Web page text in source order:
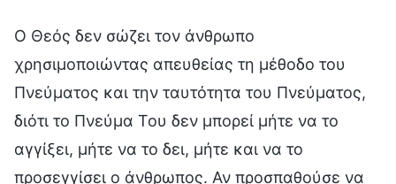
Ο Θεός δεν σώζει τον άνθρωπο χρησιμοποιώντας απευθείας τη μέθοδο του Πνεύματος και την ταυτότητα του Πνεύματος, διότι το Πνεύμα Του δεν μπορεί μήτε να το αγγίξει, μήτε να το δει, μήτε και να το προσεγγίσει ο άνθρωπος. Αν προσπαθούσε να σώσει τον άνθρωπο χρησιμοποιώντας απευθείας τη μέθοδο του Πνεύματος, ο άνθρωπος δεν θα ήταν σε θέση να λάβει τη σωτηρία Του. Αν ο Θεός δεν ενδυόταν την εξωτερική μορφή ενός δημιουργημένου ανθρώπου, ο άνθρωπος δεν θα ήταν σε θέση να λάβει αυτήν τη σωτηρία. Διότι ο άνθρωπος δεν μπορεί με κανέναν τρόπο να Τον προσεγγίσει, όπως κανείς δεν μπορούσε να πλησιάσει το σύννεφο του Ιεχωβά. Μόνο με το να γίνει ένα δημιουργημένο ανθρώπινο ον, δηλαδή, μόνο βάζοντας τον λόγο Του στο σώμα από σάρκα στο οποίο πρόκειται να μεταμορφωθεί, μπορεί Εκείνος να ενσταλάξει προσωπικά τον λόγο σε όλους όσοι Τον ακολουθούν. Τότε μόνο μπορεί ο άνθρωπος να δει και να ακούσει προσωπικά τον λόγο Του και, επιπλέον, να πάρει στην κατοχή του τον λόγο Του και, μέσω αυτού, να σωθεί ολοκληρωτικά. Εάν ο Θεός δεν ενσαρκωνόταν, κανένας θνητός δεν θα μπορούσε να λάβει τόσο μεγάλη σωτηρία, και δεν θα σωζόταν ούτε ένας άνθρωπος. Εάν το Πνεύμα του Θεού εργαζόταν απευθείας μεταξύ των ανθρώπων, ολόκληρη η ανθρωπότητα θα πατασσόταν ή, διαφορετικά, εφόσον δεν θα είχε τρόπο να έλθει σε επαφή με τον Θεό, θα πιανόταν αιχμάλωτη του Σατανά. Η πρώτη ενσάρκωση έγινε για να λυτρωθεί ο άνθρωπος από την αμαρτία, να λυτρωθεί μέσω του σαρκικού σώματος του Ιησού· με άλλα λόγια, Εκείνος έσωσε τον άνθρωπο από τον σταυρό, αλλά η διεφθαρμένη σατανική διάθεση παρέμενε ακόμα μέσα στον άνθρωπο. Η δεύτερη ενσάρκωση δεν θα λειτουργεί πλέον ως προσφορά περί αμαρτίας, αλλά, αντιθέτως, θα σώζει πλήρως όσους λυτρώθηκαν από την αμαρτία. Αυτό γίνεται έτσι ώστε όσοι έχουν συγχωρεθεί να μπορούν να απελευθερωθούν από τις αμαρτίες τους, να γίνουν τελείως καθαροί και, επιτυγχάνοντας αλλαγή στη διάθεσή τους, να απελευθερωθούν από την επιρροή του σκότους του Σατανά και να επιστρέψουν ενώπιον του θρόνου του Θεού. Μόνο κατ’ αυτόν τον τρόπο μπορεί να καθαγιαστεί τελείως ο άνθρωπος. Αφότου έφτασε στο τέλος της η Εποχή του Νόμου και, αρχής γενομένης από την Εποχή της Χάριτος, ο Θεός ξεκίνησε το έργο της σωτηρίας, το οποίο συνεχίζεται μέχρι τις έσχατες ημέρες, οπότε και θα εξαγνίσει τελείως την ανθρωπότητα κρίνοντας και παιδεύοντας την ανθρώπινη φυλή εξαιτίας της ανυπακοής της. Τότε μόνο θα ολοκληρώσει ο Θεός το έργο της σωτηρίας και θα εισέλθει στην ανάπαυση. Επομένως, στα τρία στάδια του έργου, ο Θεός ενσαρκώθηκε μόνο δύο φορές για να επιτελέσει ο ίδιος το έργο Του μεταξύ των ανθρώπων. Αυτό συμβαίνει επειδή μόνο ένα από τα τρία στάδια του έργου είναι η καθοδήγηση του ανθρώπου στο να ζει τη ζωή του, ενώ τα άλλα δύο αποτελούν το έργο της σωτηρίας. Μόνο με το να ενσαρκωθεί μπορεί ο Θεός να ζήσει μαζί με τον άνθρωπο, να βιώσει τα βάσανα του κόσμου και να ζήσει σε ένα κανονικό σώμα από σάρκα. Μόνο κατ’ αυτόν τον τρόπο μπορεί να παράσχει στους ανθρώπους την πρακτική οδό που χρειάζονται ως δημιουργημένα όντα. Ο άνθρωπος λαμβάνει πλήρη σωτηρία από τον Θεό μέσω της ενσάρκωσης του Θεού, και όχι απευθείας από τον ουρανό ως απάντηση στις προσευχές του. Διότι, εφόσον ο άνθρωπος είναι από σάρκα, δεν είναι σε θέση να δει το Πνεύμα του Θεού, πόσο μάλλον δε, να προσεγγίσει το Πνεύμα Του. Το μόνο με το οποίο μπορεί να έλθει σε επαφή ο άνθρωπος είναι η ενσάρκωση του Θεού, και μόνο μέσω αυτής είναι ο άνθρωπος σε θέση να συλλάβει όλες τις οδούς και όλες τις αλήθειες και να λάβει πλήρη σωτηρία. Η δεύτερη ενσάρκωση θα αρκεί για να απαλλάξει τον άνθρωπο από τις αμαρτίες του και να τον εξαγνίσει πλήρως. Συνεπώς, η δεύτερη ενσάρκωση θα περατώσει όλο το έργο του Θεού στη σάρκα και θα ολοκληρώσει τη σημασία της ενσάρκωσης του Θεού. Από εκεί και πέρα, το έργο του ενσαρκωμένου Θεού θα έχει ολοκληρωθεί πλήρως. Μετά τη δεύτερη ενσάρκωση, δεν θα ενσαρκωθεί για τρίτη φορά για το έργο Του. Διότι ολόκληρη η διαχείρισή Του θα έχει φτάσει στο τέλος της. Η ενσάρκωση κατά τις έσχατες ημέρες θα έχει κερδίσει πλήρως τον εκλεκτό Του λαό και όλοι οι άνθρωποι κατά τις έσχατες ημέρες θα έχουν ταξινομηθεί κατά είδος. Δεν θα επιτελεί πλέον το έργο της σωτηρίας, ούτε θα επιστρέψει στη σάρκα για να επιτελέσει κάποιο έργο. Στο έργο των εσχάτων ημερών, ο λόγος είναι ισχυρότερος από την εκδήλωση σημείων και τεράτων, και η εξουσία του λόγου υπερβαίνει εκείνη των σημείων και των τεράτων. Ο λόγος εκθέτει όλες τις διεφθαρμένες διαθέσεις που κρύβονται βαθιά μες στην καρδιά του ανθρώπου. Δεν είσαι σε θέση να τις αναγνωρίσεις μόνος σου. Όταν σου αποκαλυφθούν μέσω του λόγου, θα φτάσεις φυσικά στο σημείο να τις ανακαλύψεις· δεν θα μπορείς να τις αρνηθείς και θα πειστείς απόλυτα. Αυτή δεν είναι η εξουσία του λόγου; Αυτό είναι το αποτέλεσμα που επιτυγχάνεται από το έργο του λόγου σήμερα. Επομένως, ο άνθρωπος δεν μπορεί να σωθεί πλήρως από τις αμαρτίες του μέσω της θεραπείας ασθενειών και της εκβολής των δαιμονίων, ούτε μπορεί να ολοκληρωθεί πλήρως μέσω της εκδήλωσης σημείων και τεράτων. Η εξουσία της θεραπείας των ασθενειών και της εκβολής των δαιμονίων δίνει μονάχα χάρη στον άνθρωπο, αλλά η σάρκα του ανθρώπου εξακολουθεί να ανήκει στον Σατανά και η διεφθαρμένη σατανική διάθεση παραμένει ακόμα μέσα στον άνθρωπο. Με άλλα λόγια, ό,τι δεν έχει καθαριστεί, εξακολουθεί να ανήκει στην αμαρτία και την ακαθαρσία. Μόνο αφότου ο άνθρωπος γίνει καθαρός μέσω του λόγου, μπορεί να κερδηθεί από τον Θεό και να καθαγιαστεί. Όταν τα δαιμόνια εκβλήθηκαν από τον άνθρωπο και αυτός λυτρώθηκε, αυτό σήμαινε μόνο ότι αποσπάστηκε από τα χέρια του Σατανά και επέστρεψε στον Θεό. Ωστόσο, χωρίς να έχει γίνει καθαρός και χωρίς να έχει αλλαχθεί από τον Θεό, παραμένει διεφθαρμένος άνθρωπος. Μέσα στον άνθρωπο εξακολουθούν να υπάρχουν η ακαθαρσία, η εναντίωση και η ανυπακοή· ο άνθρωπος έχει επιστρέψει στον Θεό μόνο μέσω της λύτρωσης από Εκείνον, αλλά δεν έχει την παραμικρή γνώση του Θεού και εξακολουθεί να είναι ικανός να Του αντιστέκεται και να Τον προδίδει. Προτού λυτρωθεί ο άνθρωπος, πολλά από τα δηλητήρια του Σατανά είχαν ήδη φυτευτεί μέσα του και, μετά από χιλιάδες έτη διαφθοράς από τον Σατανά, έχει μέσα του μια καθιερωμένη φύση που αντιστέκεται στον Θεό. Επομένως, όταν λυτρωθεί ο άνθρωπος, αυτό δεν είναι τίποτα περισσότερο από λύτρωση κατά την οποία ο άνθρωπος αγοράζεται έναντι υψηλού τιμήματος, αλλά η δηλητηριώδης φύση μέσα του δεν έχει εξαλειφθεί. Ο άνθρωπος, που είναι τόσο μιαρός, πρέπει να υποβληθεί σε αλλαγή προτού γίνει άξιος να υπηρετήσει τον Θεό. Μέσω αυτού του έργου της κρίσης και της παίδευσης, ο άνθρωπος θα καταφέρει να γνωρίσει πλήρως την ακάθαρτη και διεφθαρμένη ουσία μέσα του και θα μπορέσει να αλλάξει εντελώς και να γίνει καθαρός. Μόνο κατ’ αυτόν τον τρόπο μπορεί ο άνθρωπος να αξιωθεί να επιστρέψει ενώπιον του θρόνου του Θεού. Όλο το έργο που επιτελείται σήμερα έχει σκοπό να γίνει ο άνθρωπος καθαρός και να αλλάξει. Μέσω της κρίσης και της παίδευσης του λόγου, και μέσω του εξευγενισμού, ο άνθρωπος μπορεί να αποβάλει τη διαφθορά του και να γίνει αγνός. Αντί να θεωρηθεί πως αυτό το στάδιο του έργου είναι εκείνο της σωτηρίας, θα ήταν πιο κατάλληλο να ειπωθεί ότι είναι το έργο του εξαγνισμού. Στην πραγματικότητα, αυτό είναι το στάδιο της κατάκτησης, καθώς και το δεύτερο στάδιο του έργου της σωτηρίας. Ο άνθρωπος φτάνει στο σημείο να κερδηθεί από τον Θεό μέσω της κρίσης και της παίδευσης του λόγου, και όλες οι ακαθαρσίες, οι αντιλήψεις, τα κίνητρα και οι προσωπικές φιλοδοξίες μέσα στην καρδιά του ανθρώπου αποκαλύπτονται πλήρως μέσω της χρήσης του λόγου ο οποίος εξευγενίζει, κρίνει και αποκαλύπτει. Αν και ο άνθρωπος μπορεί να έχει λυτρωθεί και να έχει συγχωρεθεί για τις αμαρτίες του, αυτό μπορεί να οφείλεται μόνο στο ότι ο Θεός δεν ενθυμείται τις παραβάσεις του ανθρώπου και δεν φέρεται στον άνθρωπο σύμφωνα με τις παραβάσεις του. Ωστόσο, όταν ο άνθρωπος, ο οποίος ζει σε ένα σώμα από σάρκα, δεν έχει απελευθερωθεί από την αμαρτία, μπορεί μόνο να συνεχίσει να αμαρτάνει, αποκαλύπτοντας ασταμάτητα τη διεφθαρμένη σατανική διάθεσή του. Αυτή είναι η ζωή που διάγει ο άνθρωπος —ένας ατελείωτος κύκλος αμαρτίας και συγχώρεσης. Η πλειονότητα των ανθρώπων αμαρτάνει την ημέρα, κι απλώς εξομολογείται το βράδυ. Έτσι, παρόλο που η προσφορά περί αμαρτίας είναι αενάως αποτελεσματική για τον άνθρωπο, δεν θα μπορέσει να σώσει τον άνθρωπο από την αμαρτία. Έχει ολοκληρωθεί μόνο το ήμισυ του έργου της σωτηρίας, γιατί ο άνθρωπος εξακολουθεί να έχει διεφθαρμένη διάθεση. Για παράδειγμα, όταν οι άνθρωποι αντιλήφθηκαν ότι ήταν απόγονοι του Μωάβ, εξέφρασαν παράπονα, έπαψαν να επιδιώκουν τη ζωή και έγιναν τελείως αρνητικοί. Αυτό δεν καταδεικνύει ότι η ανθρωπότητα δεν είναι ακόμα σε θέση να υποταχθεί ολοκληρωτικά στο κράτος του Θεού; Αυτή δεν είναι επακριβώς η διεφθαρμένη σατανική διάθεσή της; Όταν δεν υποβαλλόσουν σε παίδευση, ύψωνες τα χέρια σου πιο ψηλά από όλους τους άλλους, πιο ψηλά ακόμα κι από του Ιησού. Και φώναζες με δυνατή φωνή: «Να γίνω αγαπητός υιός του Θεού! Να γίνω οικείος του Θεού! Θα προτιμούσαμε να πεθάνουμε παρά να προσκυνήσουμε τον Σατανά! Επαναστατούμε εναντίον του παλαιού Σατανά! Επαναστατούμε εναντίον του μεγάλου κόκκινου δράκοντα! Είθε ο μεγάλος κόκκινος δράκοντας να χάσει τελείως την εξουσία! Είθε ο Θεός να μας καταστήσει ολοκληρωμένους!» Οι κραυγές σου ήταν πιο δυνατές από όλων των άλλων. Αλλά τότε ήρθε ο καιρός της παίδευσης και, για άλλη μια φορά, αποκαλύφθηκε η διεφθαρμένη διάθεση των ανθρώπων. Τότε οι κραυγές τους έσβησαν και η αποφασιστικότητά τους χάθηκε. Αυτή είναι η διαφθορά του ανθρώπου· είναι πιο βαθιά εδραιωμένη από την αμαρτία, είναι κάτι που φύτεψε ο Σατανάς και είναι βαθιά ριζωμένη μέσα στον άνθρωπο. Δεν είναι εύκολο να αντιληφθεί ο άνθρωπος τις αμαρτίες του· δεν είναι σε θέση να αναγνωρίσει τη βαθιά ριζωμένη φύση του και πρέπει να στηριχθεί στην κρίση του λόγου για να επιτύχει αυτό το αποτέλεσμα. Μόνο έτσι μπορεί ο άνθρωπος να αλλάξει σταδιακά από εκείνο το σημείο κι έπειτα. Ο άνθρωπος φώναζε έτσι στο παρελθόν επειδή δεν κατανοούσε καθόλου την αρχική διεφθαρμένη διάθεσή του. Αυτές είναι οι ακαθαρσίες που υπάρχουν μέσα στον άνθρωπο. Κατά τη διά